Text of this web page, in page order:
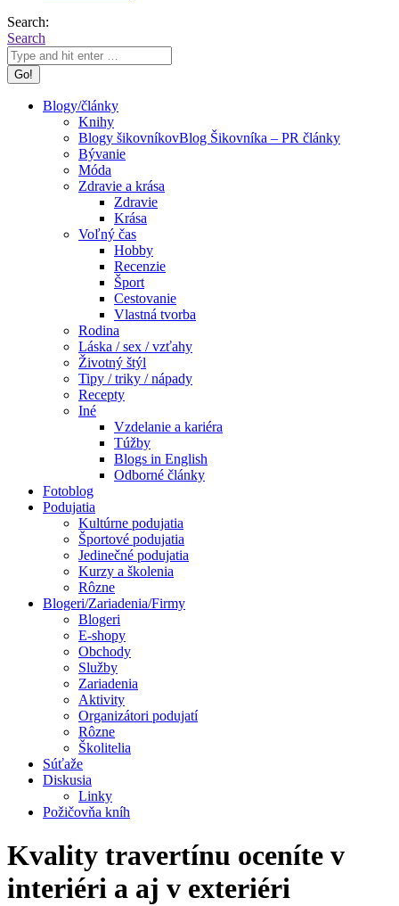
Search:
Search
Blogy/články
Knihy
Blogy šikovníkovBlog Šikovníka – PR články
Bývanie
Móda
Zdravie a krása
Zdravie
Krása
Voľný čas
Hobby
Recenzie
Šport
Cestovanie
Vlastná tvorba
Rodina
Láska / sex / vzťahy
Životný štýl
Tipy / triky / nápady
Recepty
Iné
Vzdelanie a kariéra
Túžby
Blogs in English
Odborné články
Fotoblog
Podujatia
Kultúrne podujatia
Športové podujatia
Jedinečné podujatia
Kurzy a školenia
Rôzne
Blogeri/Zariadenia/Firmy
Blogeri
E-shopy
Obchody
Služby
Zariadenia
Aktivity
Organizátori podujatí
Rôzne
Školitelia
Súťaže
Diskusia
Linky
Požičovňa kníh
Kvality travertínu oceníte v
interiéri a aj v exteriéri